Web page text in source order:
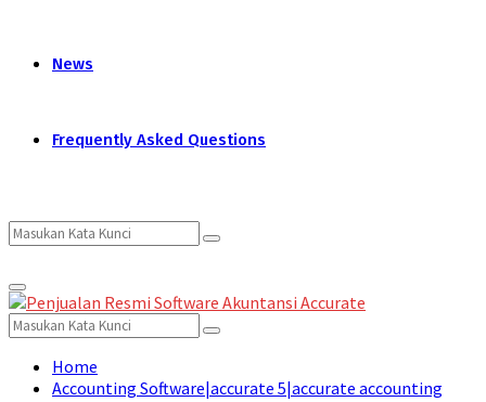
News
Frequently Asked Questions
Search
for:
Search
Primary
Menu
Search
for:
Search
Home
Accounting Software|accurate 5|accurate accounting